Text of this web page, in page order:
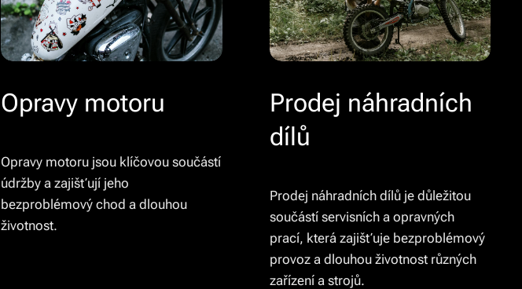
Opravy motoru
Opravy motoru jsou klíčovou součástí
údržby a zajišťují jeho
bezproblémový chod a dlouhou
životnost.
Prodej náhradních
dílů
Prodej náhradních dílů je důležitou
součástí servisních a opravných
prací, která zajišťuje bezproblémový
provoz a dlouhou životnost různých
zařízení a strojů.